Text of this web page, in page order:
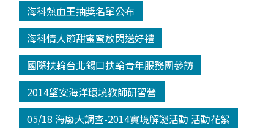
海科熱血王抽獎名單公布
海科情人節甜蜜蜜放閃送好禮
國際扶輪台北錫口扶輪青年服務團參訪
2014望安海洋環境教師研習營
05/18 海廢大調查-2014實境解謎活動 活動花絮